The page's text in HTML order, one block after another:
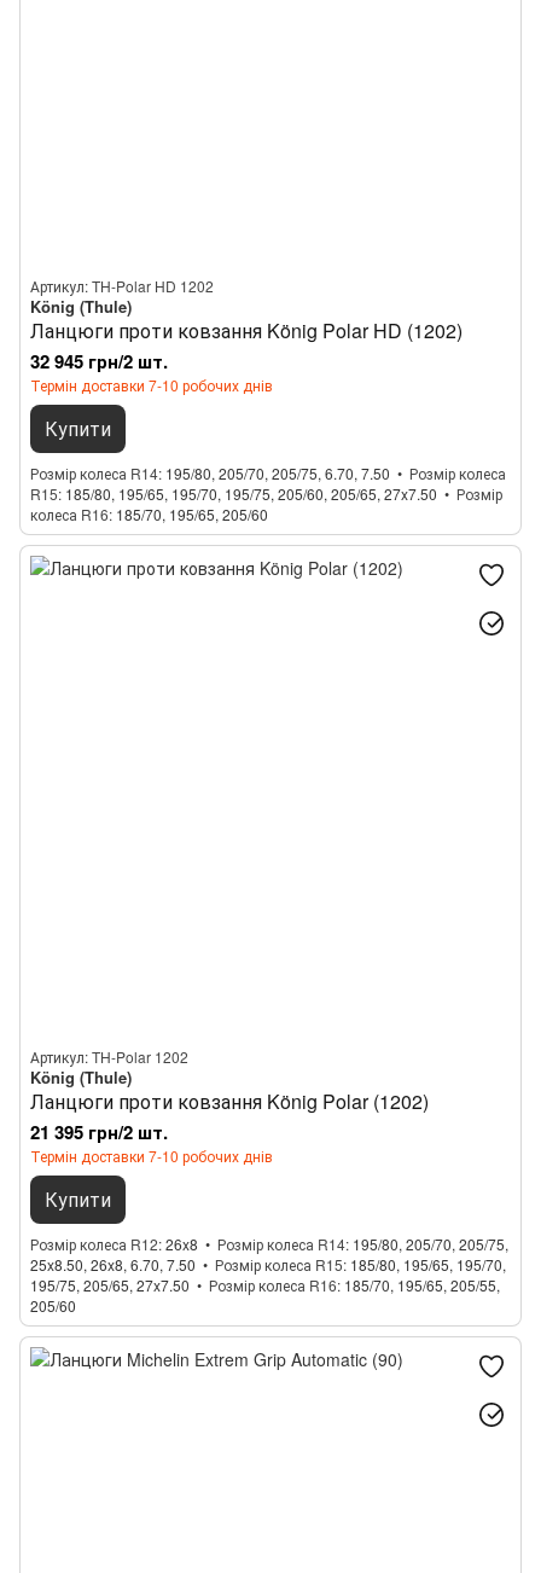
Артикул: TH-Polar HD 1202
König (Thule)
Ланцюги проти ковзання König Polar HD (1202)
32 945 грн/2 шт.
Термін доставки 7-10 робочих днів
Купити
Розмір колеса R14 195/80, 205/70, 205/75, 6.70, 7.50
Розмір колеса
R15 185/80, 195/65, 195/70, 195/75, 205/60, 205/65, 27x7.50
Розмір
колеса R16 185/70, 195/65, 205/60
Артикул: TH-Polar 1202
König (Thule)
Ланцюги проти ковзання König Polar (1202)
21 395 грн/2 шт.
Термін доставки 7-10 робочих днів
Купити
Розмір колеса R12 26x8 Розмір колеса R14 195/80, 205/70, 205/75,
25x8.50, 26x8, 6.70, 7.50
Розмір колеса R15 185/80, 195/65, 195/70,
195/75, 205/65, 27x7.50
Розмір колеса R16 185/70, 195/65, 205/55,
205/60